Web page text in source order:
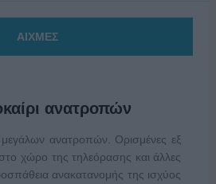
ΑΙΧΜΕΣ
ανατροπών
μεγάλων ανατροπών. Ορισμένες εξ
χώρο της τηλεόρασης και άλλες
ανακατανομής της ισχύος